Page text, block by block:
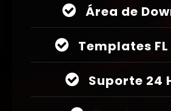
Área de
Templates
Suporte 24